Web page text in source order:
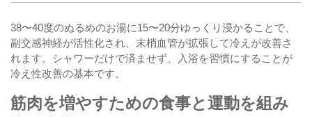
38〜40度のぬるめのお湯に15〜20分ゆっくり浸かることで、
副交感神経が活性化され、末梢血管が拡張して冷えが改善さ
れます。シャワーだけで済ませず、入浴を習慣にすることが
冷え性改善の基本です。
筋肉を増やすための食事と運動を組み